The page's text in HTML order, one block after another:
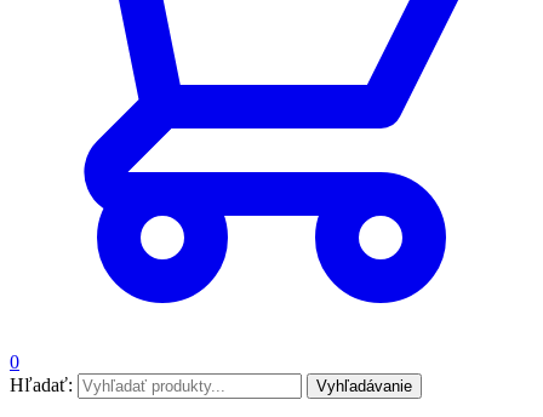
0
Hľadať:
Vyhľadávanie